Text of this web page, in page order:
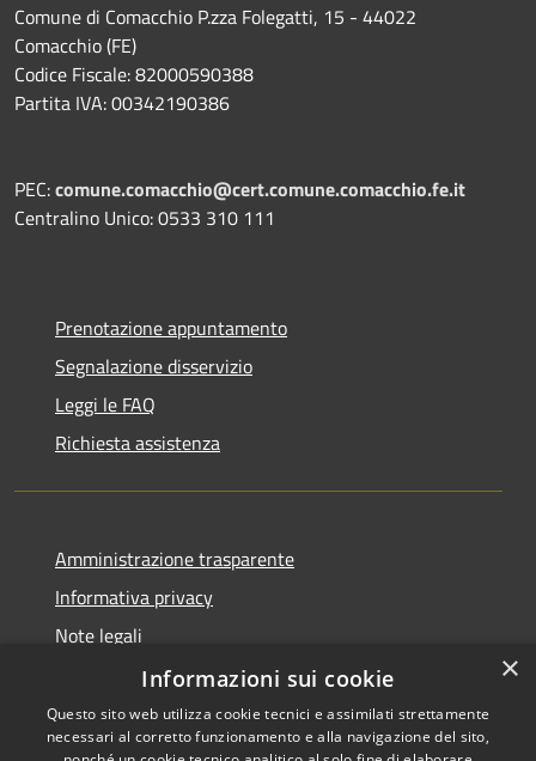
Comune di Comacchio P.zza Folegatti, 15 - 44022
Comacchio (FE)
Codice Fiscale: 82000590388
Partita IVA: 00342190386
PEC:comune.comacchio@cert.comune.comacchio.fe.it
Centralino Unico: 0533 310 111
Prenotazione appuntamento
Segnalazione disservizio
Leggi le FAQ
Richiesta assistenza
Amministrazione trasparente
Informativa privacy
Note legali
Dichiarazione di accessibilità
×
Informazioni sui cookie
Questo sito web utilizza cookie tecnici e assimilati strettamente
necessari al corretto funzionamento e alla navigazione del sito,